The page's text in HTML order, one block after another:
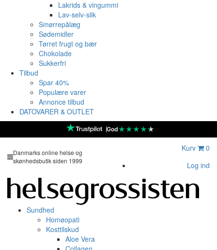
Lakrids & vingummi
Lav-selv-slik
Smørrepålæg
Sødemidler
Tørret frugt og bær
Chokolade
Sukkerfri
Tilbud
Spar 40%
Populære varer
Annonce tilbud
DATOVARER & OUTLET
God★★★★★
Danmarks online helse og
skønhedsbutik siden 1999
Kurv
0
Log ind
Sundhed
Homøopati
Kosttilskud
Aloe Vera